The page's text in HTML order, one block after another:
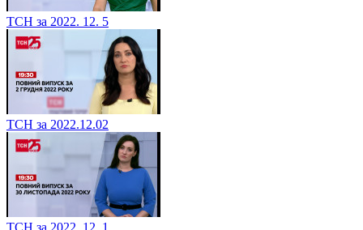
ТСН за 2022. 12. 5
ТСН за 2022.12.02
ТСН за 2022. 12. 1